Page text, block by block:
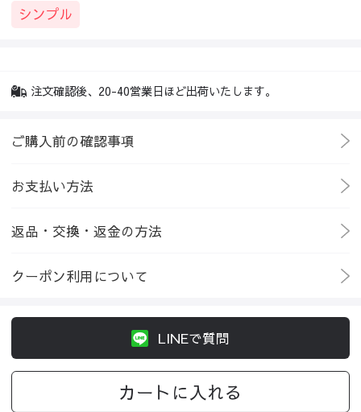
シンプル
注文確認後、20-40営業日ほど出荷いたします。
ご購入前の確認事項
お支払い方法
返品・交換・返金の方法
クーポン利用について
LINEで質問
カートに入れる